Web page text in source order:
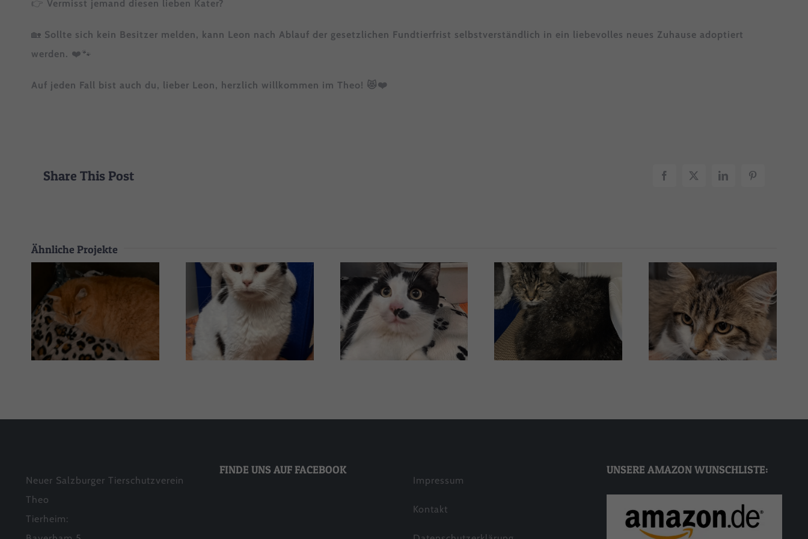
👉 Vermisst jemand diesen lieben Kater?
🏡 Sollte sich kein Besitzer melden, kann Leon nach Ablauf der gesetzlichen Fundtierfrist selbstverständlich in ein liebevolles neues Zuhause adoptiert
werden. ❤️🐾
Auf jeden Fall bist auch du, lieber Leon, herzlich willkommen im Theo! 😻❤️
Share This Post Facebook
X LinkedInPinterest
Ähnliche Projekte
Gustav Penelope Bobby Thalia Alex
Neuer Salzburger Tierschutzverein
Theo
Tierheim:
FINDE UNS AUF FACEBOOK
Impressum
Kontakt
UNSERE AMAZON WUNSCHLISTE:
einwandfreie Funktion der Website erforderlich.
Statistiken (1)